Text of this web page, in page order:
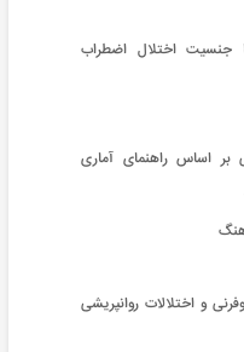
جنسیت اختلال اضطراب
بر اساس راهنمای آماری
و اختلالات روانپریشی